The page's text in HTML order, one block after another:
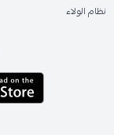
نظام الولاء